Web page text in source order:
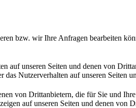
bzw. wir Ihre Anfragen bearbeiten
auf unseren Seiten und denen von
das Nutzerverhalten auf unseren Seiten
von Drittanbietern, die für Sie und
auf unseren Seiten und denen